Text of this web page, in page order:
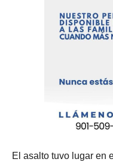
El asalto tuvo lugar en